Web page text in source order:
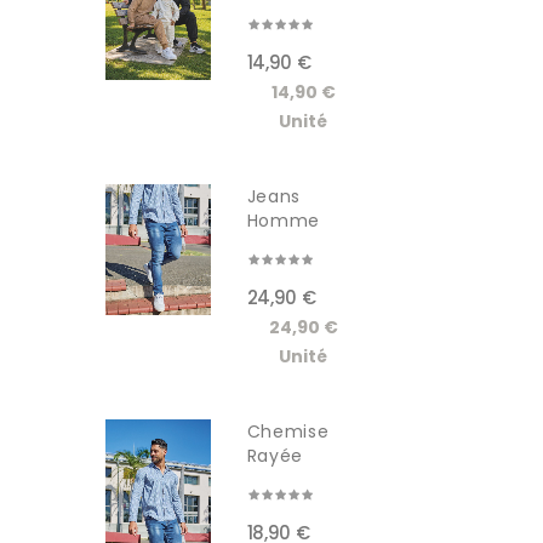
14,90 €
14,90 €
Unité
Jeans
Homme
24,90 €
24,90 €
Unité
Chemise
Rayée
18,90 €